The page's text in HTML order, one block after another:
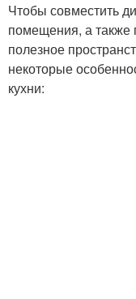
Чтобы совместить
помещения, а также
полезное
некоторые
кухни: